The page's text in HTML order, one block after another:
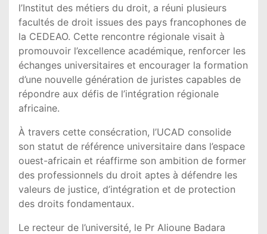
l’Institut des métiers du droit, a réuni plusieurs
facultés de droit issues des pays francophones de
la CEDEAO. Cette rencontre régionale visait à
promouvoir l’excellence académique, renforcer les
échanges universitaires et encourager la formation
d’une nouvelle génération de juristes capables de
répondre aux défis de l’intégration régionale
africaine.
À travers cette consécration, l’UCAD consolide
son statut de référence universitaire dans l’espace
ouest-africain et réaffirme son ambition de former
des professionnels du droit aptes à défendre les
valeurs de justice, d’intégration et de protection
des droits fondamentaux.
Le recteur de l’université, le Pr Alioune Badara